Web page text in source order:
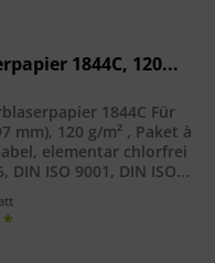
1844C, 120...
1844C Für
mm), 120 g/m² , Paket à
elementar chlorfrei
DIN ISO 9001, DIN ISO...
*